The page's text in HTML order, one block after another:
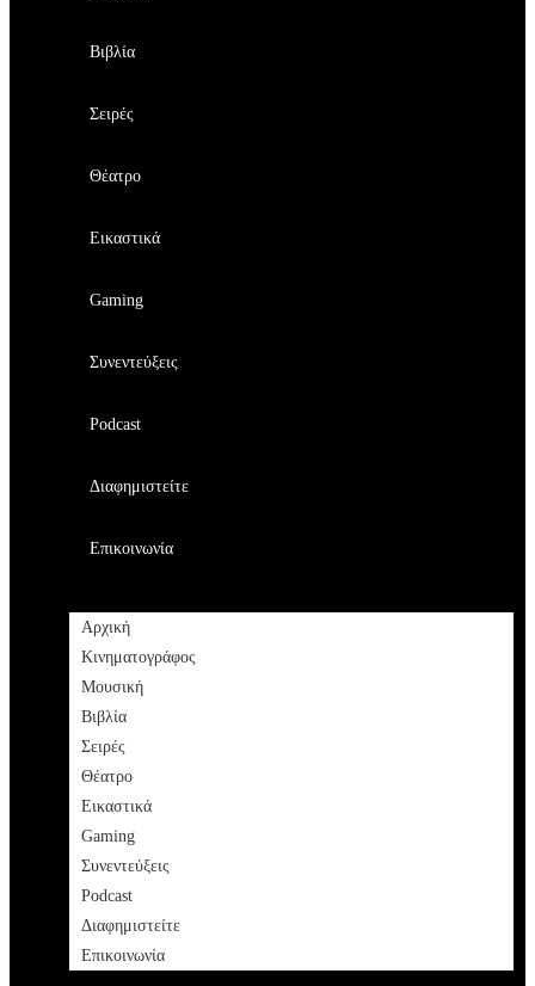
Βιβλία
Σειρές
Θέατρο
Εικαστικά
Gaming
Συνεντεύξεις
Podcast
Διαφημιστείτε
Επικοινωνία
Αρχική
Κινηματογράφος
Μουσική
Βιβλία
Σειρές
Θέατρο
Εικαστικά
Gaming
Συνεντεύξεις
Podcast
Διαφημιστείτε
Επικοινωνία